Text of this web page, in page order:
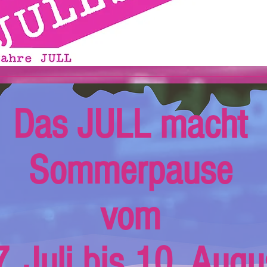
Das JULL macht
Sommerpause
vom